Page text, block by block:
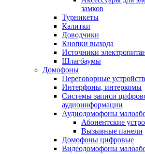
замков
Турникеты
Калитки
Доводчики
Кнопки выхода
Источники
Шлагбаумы
Домофоны
Переговорные
Интерфоны, интеркомы
Системы записи
аудиоинформации
Аудиодомофоны
Абонентские
Вызывные панели
Домофоны цифровые
Видеодомофоны